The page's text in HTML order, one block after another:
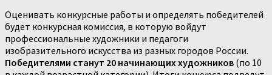
Оценивать конкурсные работы и определять победителей
будет конкурсная комиссия, в которую войдут
профессиональные художники и педагоги
изобразительного искусства из разных городов России.
Победителями станут 20 начинающих художников (по 10